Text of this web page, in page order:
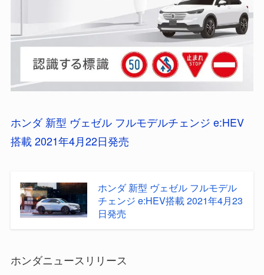
ホンダ 新型 ヴェゼル フルモデルチェンジ e:HEV
搭載 2021年4月22日発売
ホンダ 新型 ヴェゼル フルモデル
チェンジ e:HEV搭載 2021年4月23
日発売
ホンダニュースリリース